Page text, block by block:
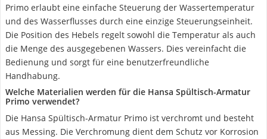
Primo erlaubt eine einfache Steuerung der Wassertemperatur
und des Wasserflusses durch eine einzige Steuerungseinheit.
Die Position des Hebels regelt sowohl die Temperatur als auch
die Menge des ausgegebenen Wassers. Dies vereinfacht die
Bedienung und sorgt für eine benutzerfreundliche
Handhabung.
Welche Materialien werden für die Hansa Spültisch-Armatur
Primo verwendet?
Die Hansa Spültisch-Armatur Primo ist verchromt und besteht
aus Messing. Die Verchromung dient dem Schutz vor Korrosion